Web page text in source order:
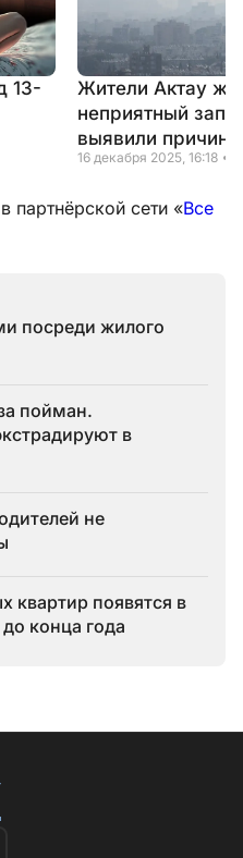
13-
Жители Актау
неприятный
выявили причину
16 декабря 2025, 16:18
партнёрской сети «Все
посреди жилого
пойман.
в
не
квартир появятся в
конца года